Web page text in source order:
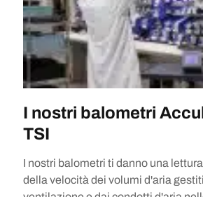
I nostri balometri
TSI
I nostri balometri ti danno una
della velocità dei volumi d'aria